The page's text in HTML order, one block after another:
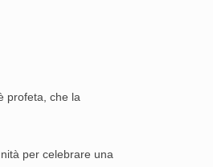
profeta, che la
per celebrare una